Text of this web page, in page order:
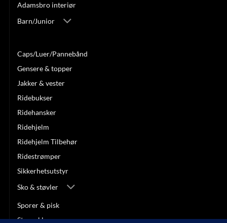
Adamsbro interiør
Barn/Junior
Caps/Luer/Pannebånd
Gensere & topper
Jakker & vester
Ridebukser
Ridehansker
Ridehjelm
Ridehjelm Tilbehør
Ridestrømper
Sikkerhetsutstyr
Sko & støvler
Sporer & pisk
Stevneklær